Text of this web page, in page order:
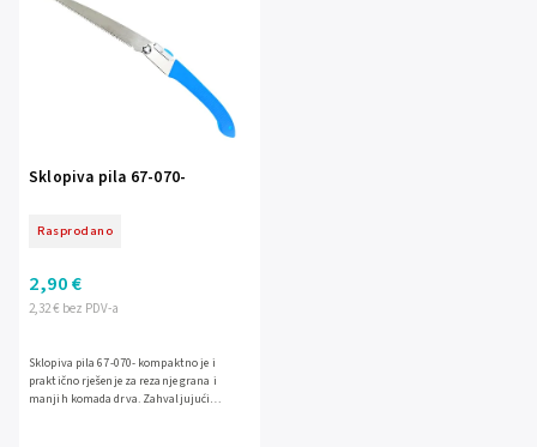
Abecedno
Sklopiva pila 67-070-
Rasprodano
2,32 € bez PDV-a
2,90 €
Sklopiva pila 67-070- kompaktno je i
praktično rješenje za rezanje grana i
manjih komada drva. Zahvaljujući